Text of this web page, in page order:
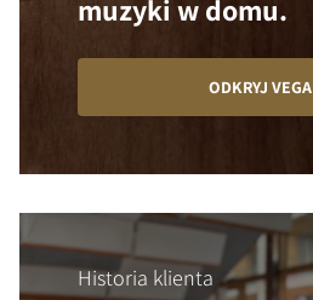
muzyki w domu.
ODKRYJ VEGA
Historia klienta